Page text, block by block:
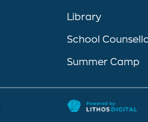
Library
School
Summer Camp